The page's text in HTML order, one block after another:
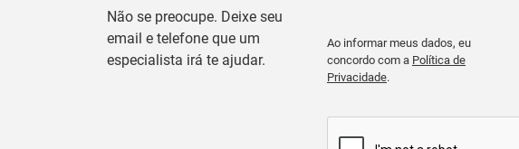
Não se preocupe. Deixe seu
email e telefone que um
especialista irá te ajudar.
Ao informar meus dados, eu
concordo com a Política de
Privacidade.